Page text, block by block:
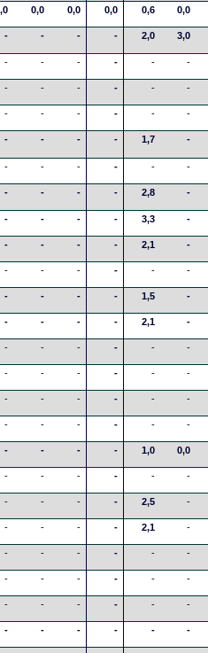
0,0 0,0 0,0 0,6 0,0
- - - - 2,0 3,0
- - - - - -
- - - - - -
- - - - - -
- - - - 1,7 -
- - - - - -
- - - - 2,8 -
- - - - 3,3 -
- - - - 2,1 -
- - - - - -
- - - - 1,5 -
- - - - 2,1 -
- - - - - -
- - - - - -
- - - - - -
- - - - - -
- - - - 1,0 0,0
- - - - - -
- - - - 2,5 -
- - - - 2,1 -
- - - - - -
- - - - - -
- - - - - -
- - - - - -